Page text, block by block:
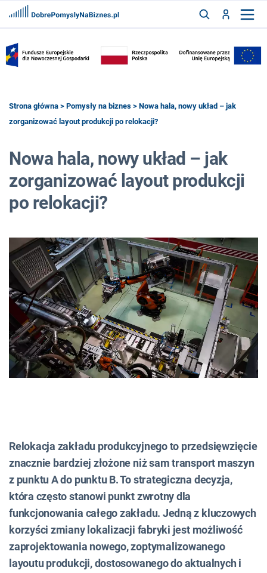
ZAREJESTRUJ
FRANCZYZY
Strona główna > Pomysły na biznes > Nowa hala, nowy układ – jak
zorganizować layout produkcji po relokacji?
Nowa hala, nowy układ – jak
zorganizować layout produkcji
po relokacji?
Relokacja zakładu produkcyjnego to przedsięwzięcie
znacznie bardziej złożone niż sam transport maszyn
z punktu A do punktu B. To strategiczna decyzja,
która często stanowi punkt zwrotny dla
funkcjonowania całego zakładu. Jedną z kluczowych
korzyści zmiany lokalizacji fabryki jest możliwość
zaprojektowania nowego, zoptymalizowanego
layoutu produkcji, dostosowanego do aktualnych i